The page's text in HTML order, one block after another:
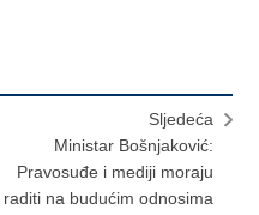
Sljedeća
Ministar Bošnjaković:
Pravosuđe i mediji moraju
raditi na budućim odnosima